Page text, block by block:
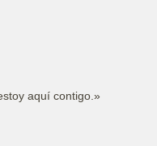
aquí contigo.»